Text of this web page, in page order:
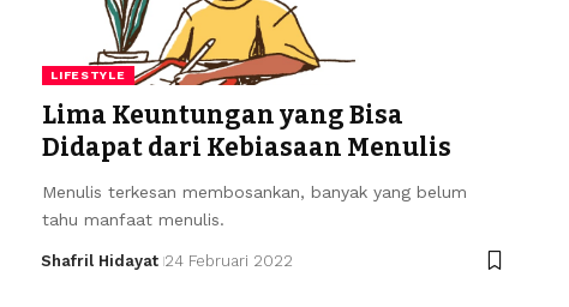
LIFESTYLE
Lima Keuntungan yang Bisa
Didapat dari Kebiasaan Menulis
Menulis terkesan membosankan, banyak yang belum
tahu manfaat menulis.
Shafril Hidayat 24 Februari 2022